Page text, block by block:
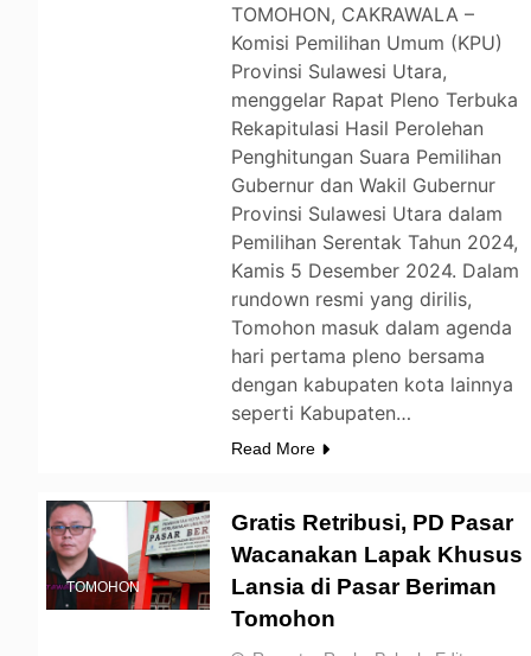
TOMOHON, CAKRAWALA –
Komisi Pemilihan Umum (KPU)
Provinsi Sulawesi Utara,
menggelar Rapat Pleno Terbuka
Rekapitulasi Hasil Perolehan
Penghitungan Suara Pemilihan
Gubernur dan Wakil Gubernur
Provinsi Sulawesi Utara dalam
Pemilihan Serentak Tahun 2024,
Kamis 5 Desember 2024. Dalam
rundown resmi yang dirilis,
Tomohon masuk dalam agenda
hari pertama pleno bersama
dengan kabupaten kota lainnya
seperti Kabupaten…
Read More
TOMOHON
Gratis Retribusi, PD Pasar
Wacanakan Lapak Khusus
Lansia di Pasar Beriman
Tomohon